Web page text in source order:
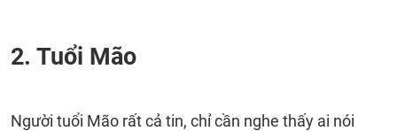
2. Tuổi Mão
Người tuổi Mão rất cả tin, chỉ cần nghe thấy ai nói